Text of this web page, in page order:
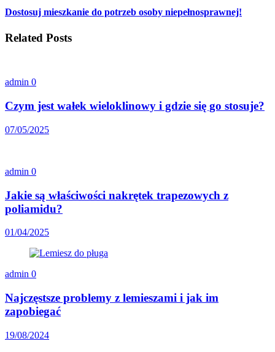
Dostosuj mieszkanie do potrzeb osoby niepełnosprawnej!
Related Posts
admin 0
Czym jest wałek wieloklinowy i gdzie się go stosuje?
07/05/2025
admin 0
Jakie są właściwości nakrętek trapezowych z
poliamidu?
01/04/2025
admin 0
Najczęstsze problemy z lemieszami i jak im
zapobiegać
19/08/2024